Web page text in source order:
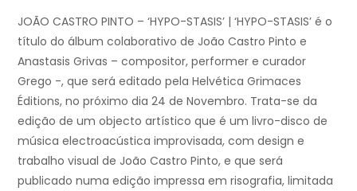
JOÃO CASTRO PINTO – ‘HYPO-STASIS’ | ‘HYPO-STASIS’ é o
título do álbum colaborativo de João Castro Pinto e
Anastasis Grivas – compositor, performer e curador
Grego -, que será editado pela Helvética Grimaces
Éditions, no próximo dia 24 de Novembro. Trata-se da
edição de um objecto artístico que é um livro-disco de
música electroacústica improvisada, com design e
trabalho visual de João Castro Pinto, e que será
publicado numa edição impressa em risografia, limitada